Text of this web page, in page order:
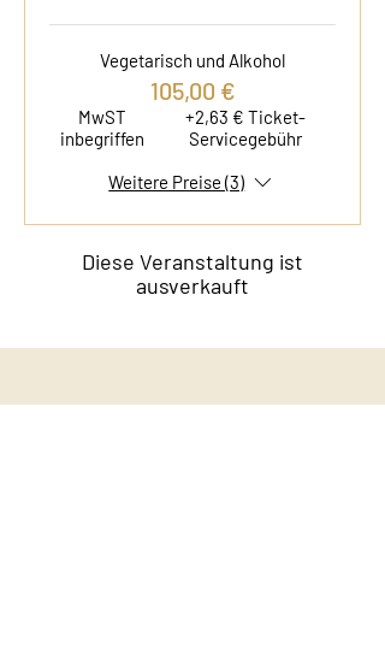
Vegetarisch und Alkohol
105,00 €
MwST
inbegriffen
+2,63 € Ticket-
Servicegebühr
Weitere Preise (3)
Diese Veranstaltung ist
ausverkauft